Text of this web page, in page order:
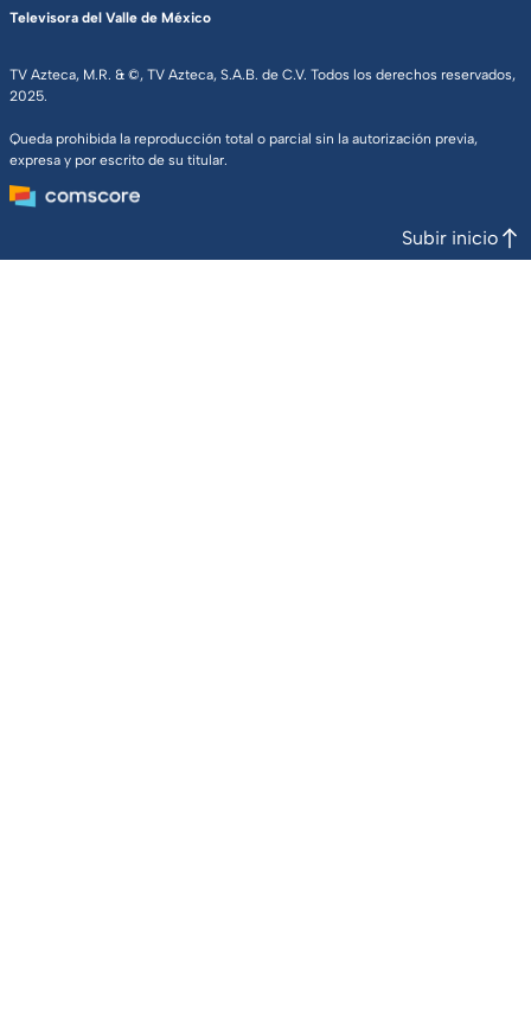
TV Azteca, M.R. & ©, TV Azteca, S.A.B. de C.V. Todos los derechos reservados,
2025.
Queda prohibida la reproducción total o parcial sin la autorización previa,
expresa y por escrito de su titular.
Televisora del Valle de México
Subir inicio